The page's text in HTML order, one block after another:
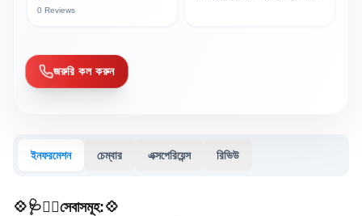
0 Reviews
জরুরি কল করুন
ইনফরমেশন চেম্বার এক্সপেরিয়েন্স রিভিউ
💠🩺🧑‍⚕️সেবাসমূহ:💠